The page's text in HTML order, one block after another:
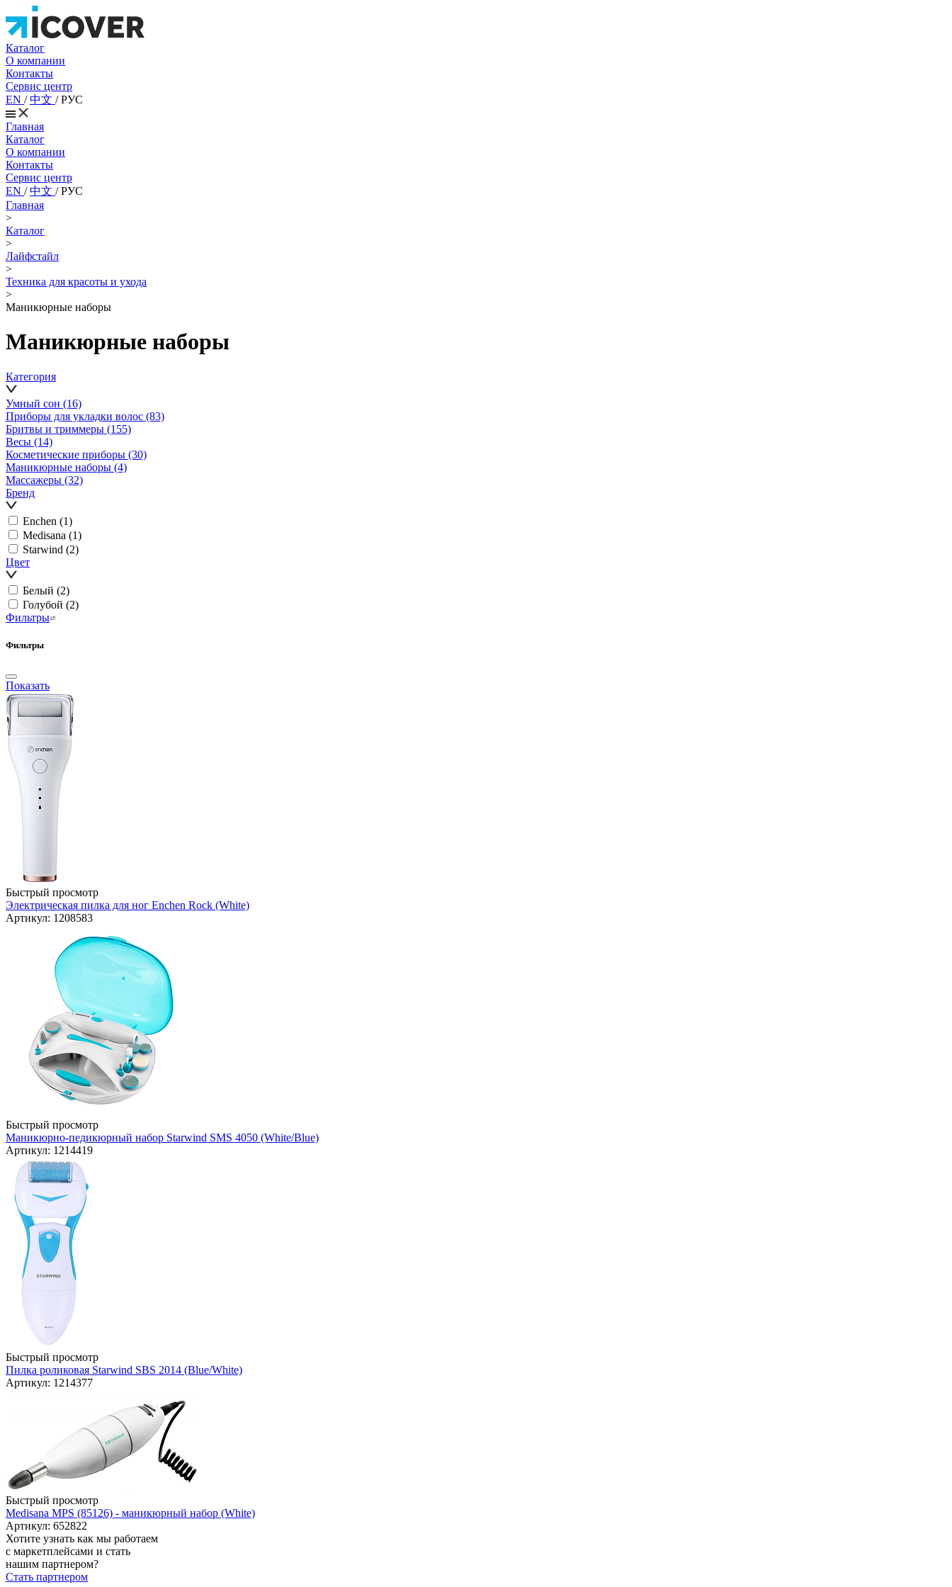
Каталог
О компании
Контакты
Сервис центр
EN /中文 /РУС
Главная
Каталог
О компании
Контакты
Сервис центр
EN /中文 /РУС
Главная
>
Каталог
>
Лайфстайл
>
Техника для красоты и ухода
>
Маникюрные наборы
Маникюрные наборы
Категория
Умный сон (16)
Приборы для укладки волос (83)
Бритвы и триммеры (155)
Весы (14)
Косметические приборы (30)
Маникюрные наборы (4)
Массажеры (32)
Бренд
Enchen (1)
Medisana (1)
Starwind (2)
Цвет
Белый (2)
Голубой (2)
Фильтры
Фильтры
Показать
Быстрый просмотр
Электрическая пилка для ног Enchen Rock (White)
Артикул: 1208583
Быстрый просмотр
Маникюрно-педикюрный набор Starwind SMS 4050 (White/Blue)
Артикул: 1214419
Быстрый просмотр
Пилка роликовая Starwind SBS 2014 (Blue/White)
Артикул: 1214377
Быстрый просмотр
Medisana MPS (85126) - маникюрный набор (White)
Артикул: 652822
Хотите узнать как мы работаем
с маркетплейсами и стать
нашим партнером?
Стать партнером